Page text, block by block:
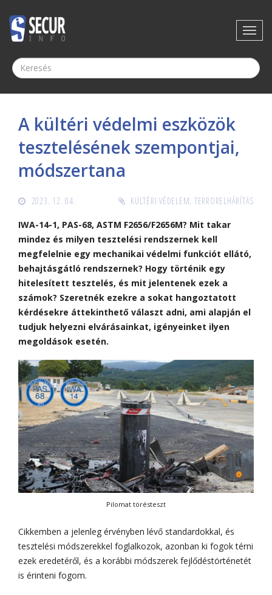
A kültéri védelmi eszközök
tesztelésének szempontjai,
módszertana
2023. 12. 04. KÜLTÉRI VÉDELEM, TERRORELHÁRÍTÁS
IWA-14-1, PAS-68, ASTM F2656/F2656M? Mit takar
mindez és milyen tesztelési rendszernek kell
megfelelnie egy mechanikai védelmi funkciót ellátó,
behajtásgátló rendszernek? Hogy történik egy
hitelesített tesztelés, és mit jelentenek ezek a
számok? Szeretnék ezekre a sokat hangoztatott
kérdésekre áttekinthető választ adni, ami alapján el
tudjuk helyezni elvárásainkat, igényeinket ilyen
megoldások esetén.
Pilomat törésteszt
Cikkemben a jelenleg érvényben lévő standardokkal, és
tesztelési módszerekkel foglalkozok, azonban ki fogok térni
ezek eredetéről, és a korábbi módszerek fejlődéstörténetét
is érinteni fogom.